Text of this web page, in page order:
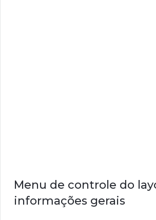
Menu de controle do
informações gerais